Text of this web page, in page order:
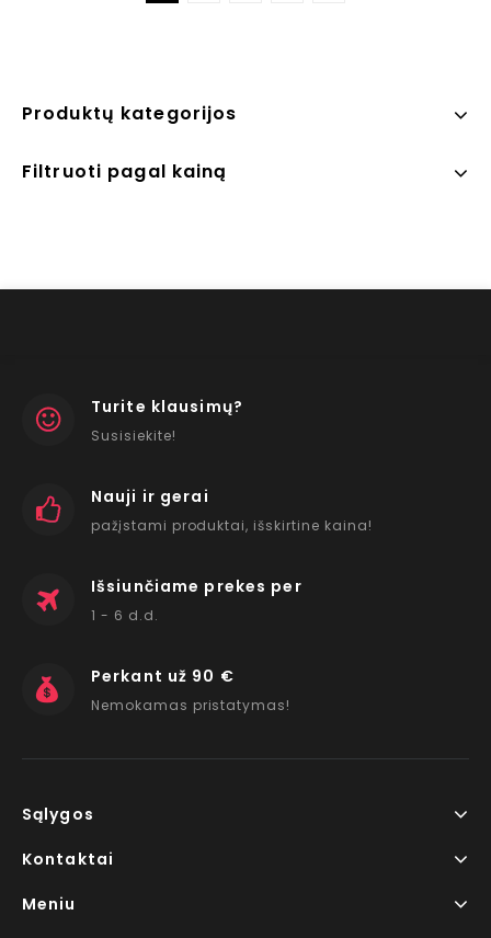
Produktų kategorijos
Filtruoti pagal kainą
Turite klausimų?
Susisiekite!
Nauji ir gerai
pažįstami produktai, išskirtine kaina!
Išsiunčiame prekes per
1 - 6 d.d.
Perkant už 90 €
Nemokamas pristatymas!
Sąlygos
Kontaktai
Meniu